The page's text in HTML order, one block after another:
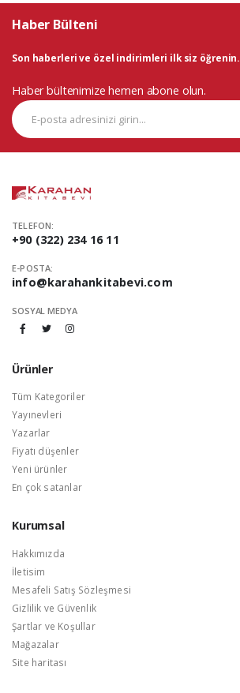
Haber Bülteni
Son haberleri ve özel indirimleri ilk siz öğrenin.
Haber bültenimize hemen abone olun.
TELEFON:
+90 (322) 234 16 11
E-POSTA:
info@karahankitabevi.com
SOSYAL MEDYA
Ürünler
Tüm Kategoriler
Yayınevleri
Yazarlar
Fiyatı düşenler
Yeni ürünler
En çok satanlar
Kurumsal
Hakkımızda
İletisim
Mesafeli Satış Sözleşmesi
Gizlilik ve Güvenlik
Şartlar ve Koşullar
Mağazalar
Site haritası